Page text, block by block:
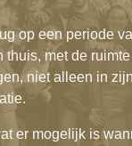
op een periode
thuis, met de
niet alleen in
er mogelijk is